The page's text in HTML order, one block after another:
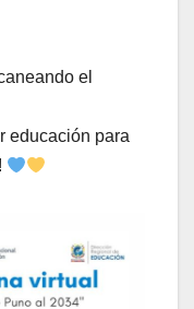
el
educación para